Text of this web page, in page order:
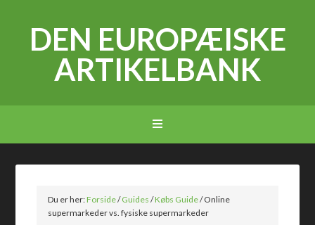
DEN EUROPÆISKE
ARTIKELBANK
Du er her:Forside/Guides /Købs Guide/Online
supermarkeder vs. fysiske supermarkeder